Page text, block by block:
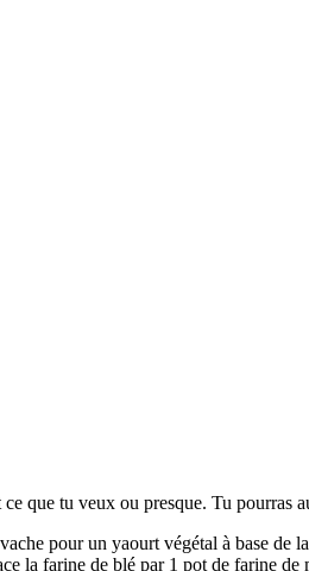
que tu veux ou presque. Tu pourras
pour un yaourt végétal à base de
la farine de blé par 1 pot de farine